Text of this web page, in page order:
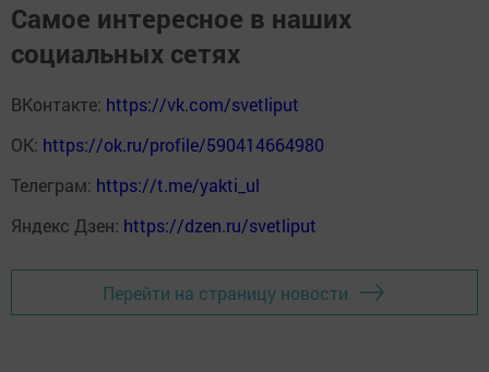
Самое интересное в наших
социальных сетях
ВКонтакте: https://vk.com/svetliput
ОК: https://ok.ru/profile/590414664980
Телеграм: https://t.me/yakti_ul
Яндекс Дзен: https://dzen.ru/svetliput
Перейти на страницу новости